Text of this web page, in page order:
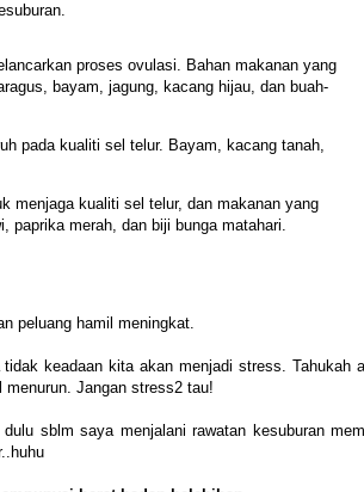
proses ovulasi. Bahan makanan yang
bayam, jagung, kacang hijau, dan buah-
pada kualiti sel telur. Bayam, kacang tanah,
menjaga kualiti sel telur, dan makanan yang
paprika merah, dan biji bunga matahari.
peluang hamil meningkat.
keadaan kita akan menjadi stress. Tahukah
menurun. Jangan stress2 tau!
dulu sblm saya menjalani rawatan kesuburan